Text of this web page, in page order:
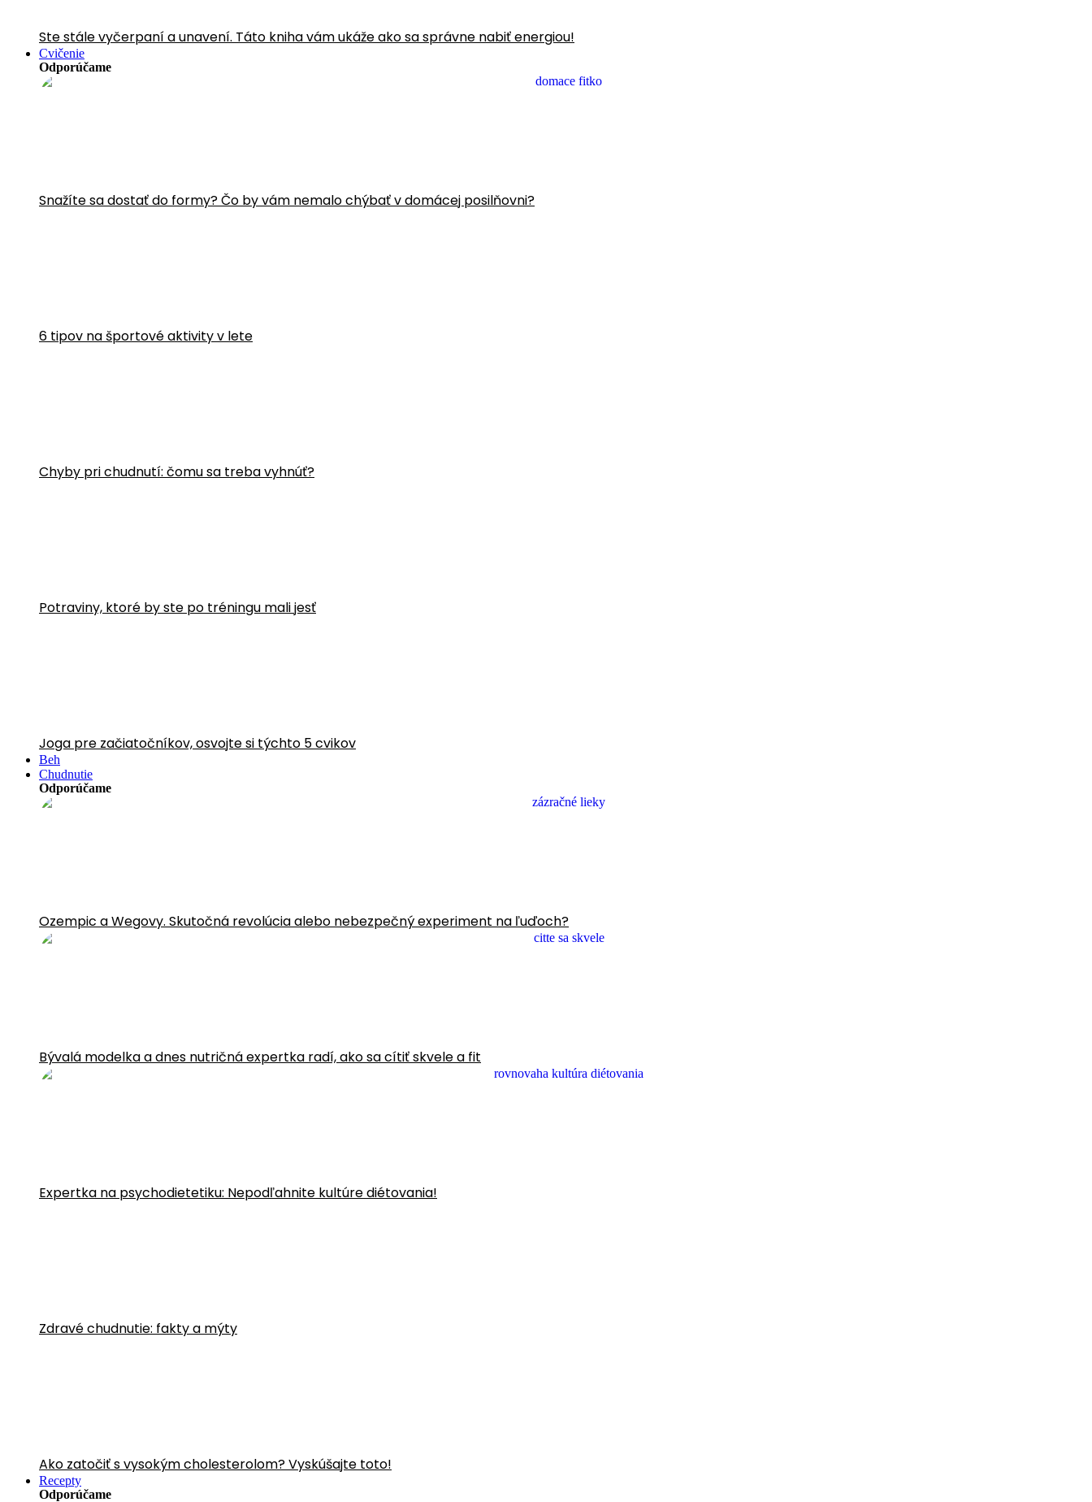
Ste stále vyčerpaní a unavení. Táto kniha vám ukáže ako sa správne nabiť energiou!
Cvičenie
Odporúčame
Snažíte sa dostať do formy? Čo by vám nemalo chýbať v domácej posilňovni?
6 tipov na športové aktivity v lete
Chyby pri chudnutí: čomu sa treba vyhnúť?
Potraviny, ktoré by ste po tréningu mali jesť
Joga pre začiatočníkov, osvojte si týchto 5 cvikov
Beh
Chudnutie
Odporúčame
Ozempic a Wegovy. Skutočná revolúcia alebo nebezpečný experiment na ľuďoch?
Bývalá modelka a dnes nutričná expertka radí, ako sa cítiť skvele a fit
Expertka na psychodietetiku: Nepodľahnite kultúre diétovania!
Zdravé chudnutie: fakty a mýty
Ako zatočiť s vysokým cholesterolom? Vyskúšajte toto!
Recepty
Odporúčame